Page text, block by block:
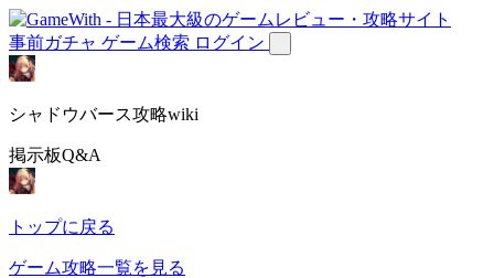
事前ガチャ ゲーム検索 ログイン
シャドウバース攻略wiki
掲示板Q&A
トップに戻る
ゲーム攻略一覧を見る